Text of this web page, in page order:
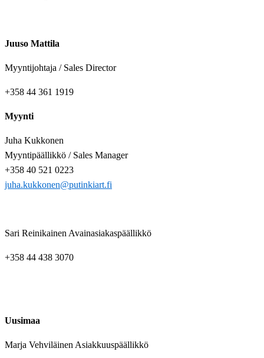
Juuso Mattila
Myyntijohtaja / Sales Director
+358 44 361 1919
Myynti
Juha Kukkonen
Myyntipäällikkö / Sales Manager
+358 40 521 0223
juha.kukkonen@putinkiart.fi
Sari Reinikainen Avainasiakaspäällikkö
+358 44 438 3070
Uusimaa
Marja Vehviläinen Asiakkuuspäällikkö